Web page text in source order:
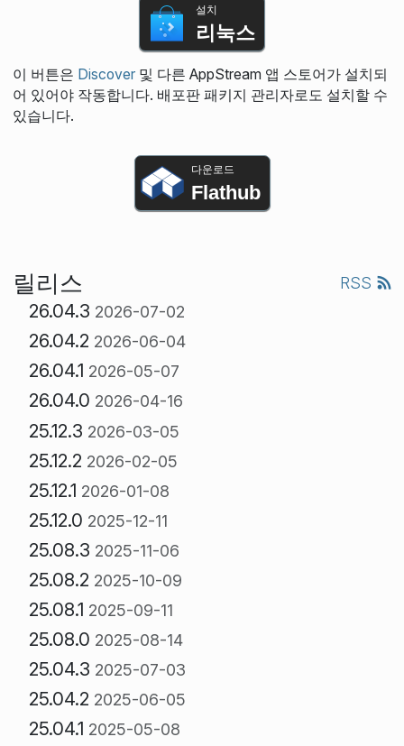
설치
리눅스
이 버튼은 Discover및 다른 AppStream 앱 스토어가 설치되
어 있어야 작동합니다. 배포판 패키지 관리자로도 설치할 수
있습니다.
다운로드
Flathub
릴리스 RSS
26.04.3 2026-07-02
26.04.2 2026-06-04
26.04.1 2026-05-07
26.04.0 2026-04-16
25.12.3 2026-03-05
25.12.2 2026-02-05
25.12.1 2026-01-08
25.12.0 2025-12-11
25.08.3 2025-11-06
25.08.2 2025-10-09
25.08.1 2025-09-11
25.08.0 2025-08-14
25.04.3 2025-07-03
25.04.2 2025-06-05
25.04.1 2025-05-08